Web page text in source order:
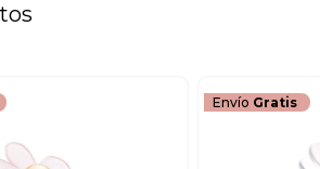
Envío Gratis